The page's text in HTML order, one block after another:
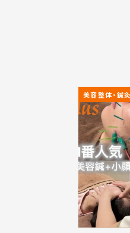
美容整体・鍼灸